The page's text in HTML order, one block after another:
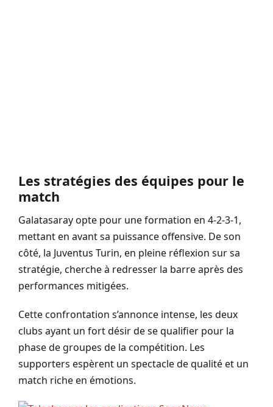
Les stratégies des équipes pour le
match
Galatasaray opte pour une formation en 4-2-3-1,
mettant en avant sa puissance offensive. De son
côté, la Juventus Turin, en pleine réflexion sur sa
stratégie, cherche à redresser la barre après des
performances mitigées.
Cette confrontation s’annonce intense, les deux
clubs ayant un fort désir de se qualifier pour la
phase de groupes de la compétition. Les
supporters espèrent un spectacle de qualité et un
match riche en émotions.